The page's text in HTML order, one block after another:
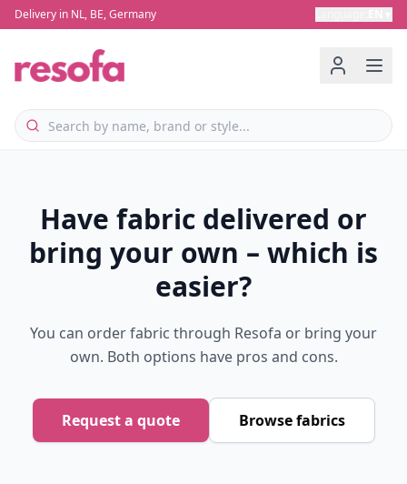
Delivery in NL, BE, Germany
Have fabric delivered or
bring your own – which is
easier?
You can order fabric through Resofa or bring your
own. Both options have pros and cons.
Request a quote Browse fabrics